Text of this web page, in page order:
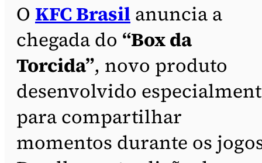
O KFC Brasil anuncia a
chegada do “Box da
Torcida”, novo produto
desenvolvido
para compartilhar
momentos durante os